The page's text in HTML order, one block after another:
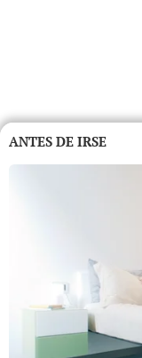
ANTES DE IRSE